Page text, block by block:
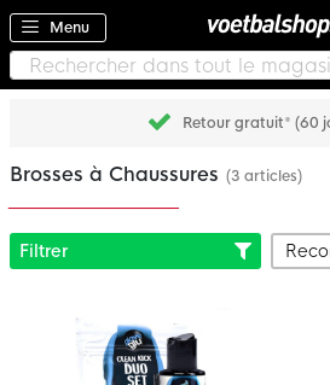
Menu
Retour gratuit* (60
Brosses à Chaussures (3 articles)
Filtrer